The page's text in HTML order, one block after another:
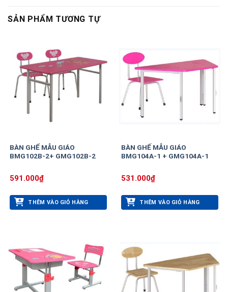
SẢN PHẨM TƯƠNG TỰ
BÀN GHẾ MẪU GIÁO
BMG102B-2+ GMG102B-2
591.000₫
THÊM VÀO GIỎ HÀNG
BÀN GHẾ MẪU GIÁO
BMG104A-1 + GMG104A-1
531.000₫
THÊM VÀO GIỎ HÀNG